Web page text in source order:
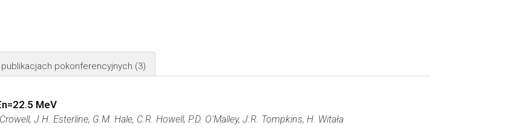
pokonferencyjnych (3)
MeV
J.H. Esterline, G.M. Hale, C.R. Howell, P.D. O'Malley, J.R. Tompkins, H. Witała